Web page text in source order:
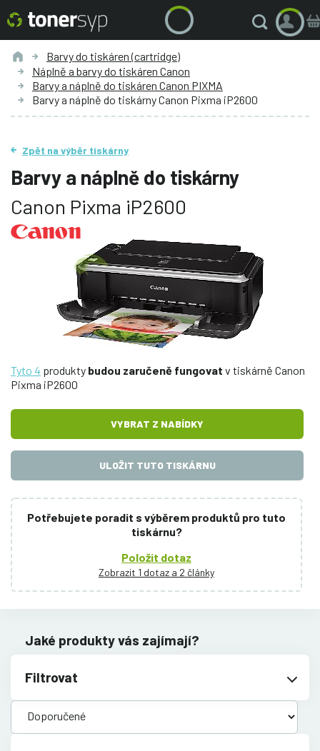
Barvy do tiskáren (cartridge)
Náplně a barvy do tiskáren Canon
Barvy a náplně do tiskáren Canon PIXMA
Barvy a náplně do tiskárny Canon Pixma iP2600
Zpět na výběr tiskárny
Barvy a náplně do tiskárny
Canon Pixma iP2600
Tyto 4 produkty budou zaručeně fungovat v tiskárně Canon
Pixma iP2600
VYBRAT Z NABÍDKY
ULOŽIT TUTO TISKÁRNU
Potřebujete poradit s výběrem produktů pro tuto
tiskárnu?
Položit dotaz
Zobrazit 1 dotaz a 2 články
Jaké produkty vás zajímají?
Filtrovat